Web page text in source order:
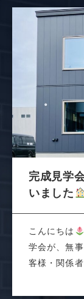
完成見学
いました
こんにちは
学会が、無
客様・関係